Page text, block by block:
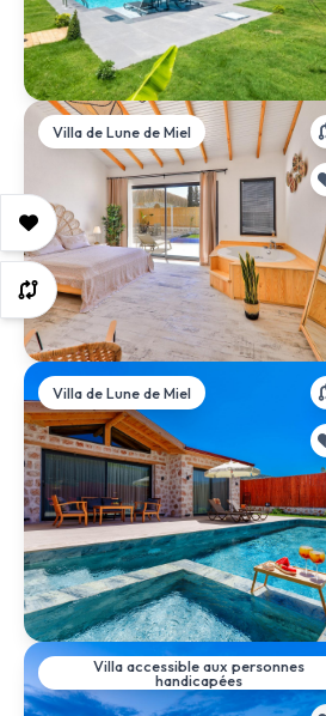
Villa de Lune de Miel
Villa de Lune de Miel
Villa accessible aux personnes
handicapées